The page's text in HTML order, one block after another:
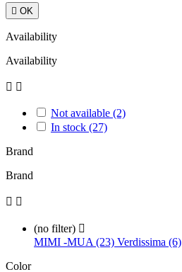
 OK
Availability
Availability
 
Not available (2)
In stock (27)
Brand
Brand
 
(no filter) 
MIMI -MUA (23) Verdissima (6)
Color